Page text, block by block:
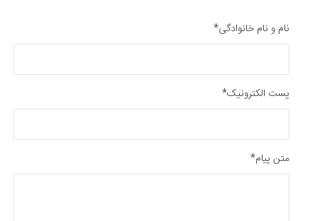
نام و نام خانوادگی*
پست الکترونیک*
متن پیام*